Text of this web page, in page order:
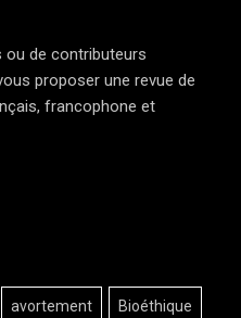
ou de contributeurs
proposer une revue de
francophone et
avortement Bioéthique